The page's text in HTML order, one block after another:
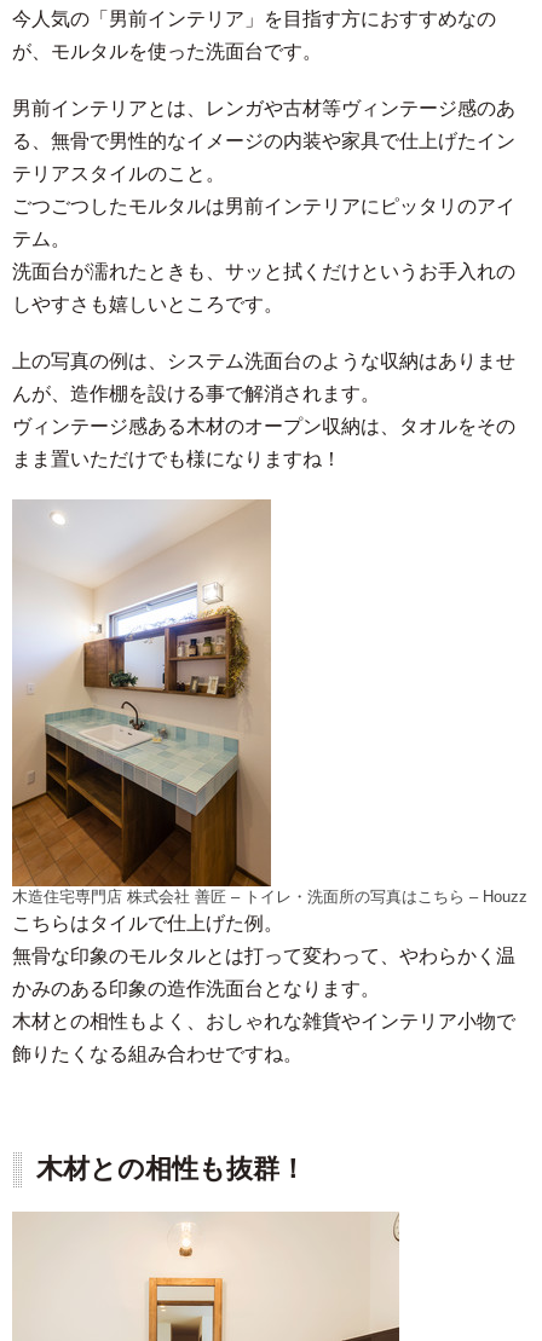
今人気の「男前インテリア」を目指す方におすすめなの
が、モルタルを使った洗面台です。
男前インテリアとは、レンガや古材等ヴィンテージ感のあ
る、無骨で男性的なイメージの内装や家具で仕上げたイン
テリアスタイルのこと。
ごつごつしたモルタルは男前インテリアにピッタリのアイ
テム。
洗面台が濡れたときも、サッと拭くだけというお手入れの
しやすさも嬉しいところです。
上の写真の例は、システム洗面台のような収納はありませ
んが、造作棚を設ける事で解消されます。
ヴィンテージ感ある木材のオープン収納は、タオルをその
まま置いただけでも様になりますね！
木造住宅専門店 株式会社 善匠 – トイレ・洗面所の写真はこちら – Houzz
こちらはタイルで仕上げた例。
無骨な印象のモルタルとは打って変わって、やわらかく温
かみのある印象の造作洗面台となります。
木材との相性もよく、おしゃれな雑貨やインテリア小物で
飾りたくなる組み合わせですね。
木材との相性も抜群！